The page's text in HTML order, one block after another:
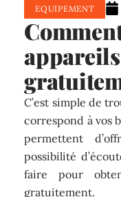
EQUIPEMENT
C’est simple de
correspond à vos
permettent
possibilité
faire pour
gratuitement.